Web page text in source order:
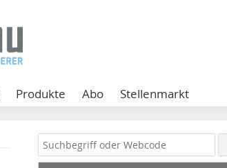
Produkte Abo Stellenmarkt